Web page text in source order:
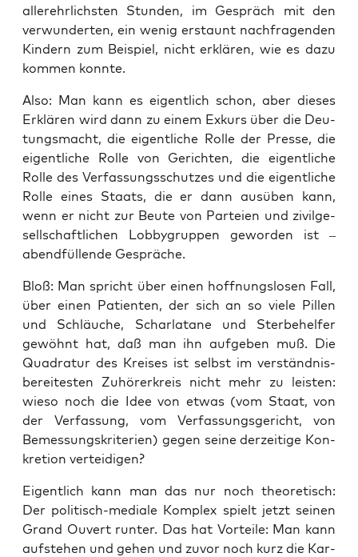
aller­ehr­lichs­ten Stun­den, im Gespräch mit den
ver­wun­der­ten, ein wenig erstaunt nach­fra­gen­den
Kin­dern zum Bei­spiel, nicht erklä­ren, wie es dazu
kom­men konnte.
Also: Man kann es eigent­lich schon, aber die­ses
Erklä­ren wird dann zu einem Exkurs über die Deu­
tungs­macht, die eigent­li­che Rol­le der Pres­se, die
eigent­li­che Rol­le von Gerich­ten, die eigent­li­che
Rol­le des Ver­fas­sungs­schut­zes und die eigent­li­che
Rol­le eines Staats, die er dann aus­üben kann,
wenn er nicht zur Beu­te von Par­tei­en und zivil­ge­
sell­schaft­li­chen Lob­by­grup­pen gewor­den ist –
abend­fül­len­de Gespräche.
Bloß: Man spricht über einen hoff­nungs­lo­sen Fall,
über einen Pati­en­ten, der sich an so vie­le Pil­len
und Schläu­che, Schar­la­ta­ne und Ster­be­hel­fer
gewöhnt hat, daß man ihn auf­ge­ben muß. Die
Qua­dra­tur des Krei­ses ist selbst im ver­ständ­nis­
be­rei­tes­ten Zuhö­rer­kreis nicht mehr zu leis­ten:
wie­so noch die Idee von etwas (vom Staat, von
der Ver­fas­sung, vom Ver­fas­sungs­ge­richt, von
Bemes­sungs­kri­te­ri­en) gegen sei­ne der­zei­ti­ge Kon­
kre­ti­on verteidigen?
Eigent­lich kann man das nur noch theo­re­tisch:
Der poli­tisch-media­le Kom­plex spielt jetzt sei­nen
Grand Ouvert run­ter. Das hat Vor­tei­le: Man kann
auf­ste­hen und gehen und zuvor noch kurz die Kar­